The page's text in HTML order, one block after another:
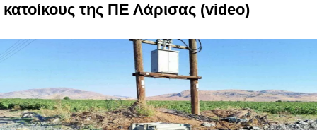
κατοίκους της ΠΕ Λάρισας (video)